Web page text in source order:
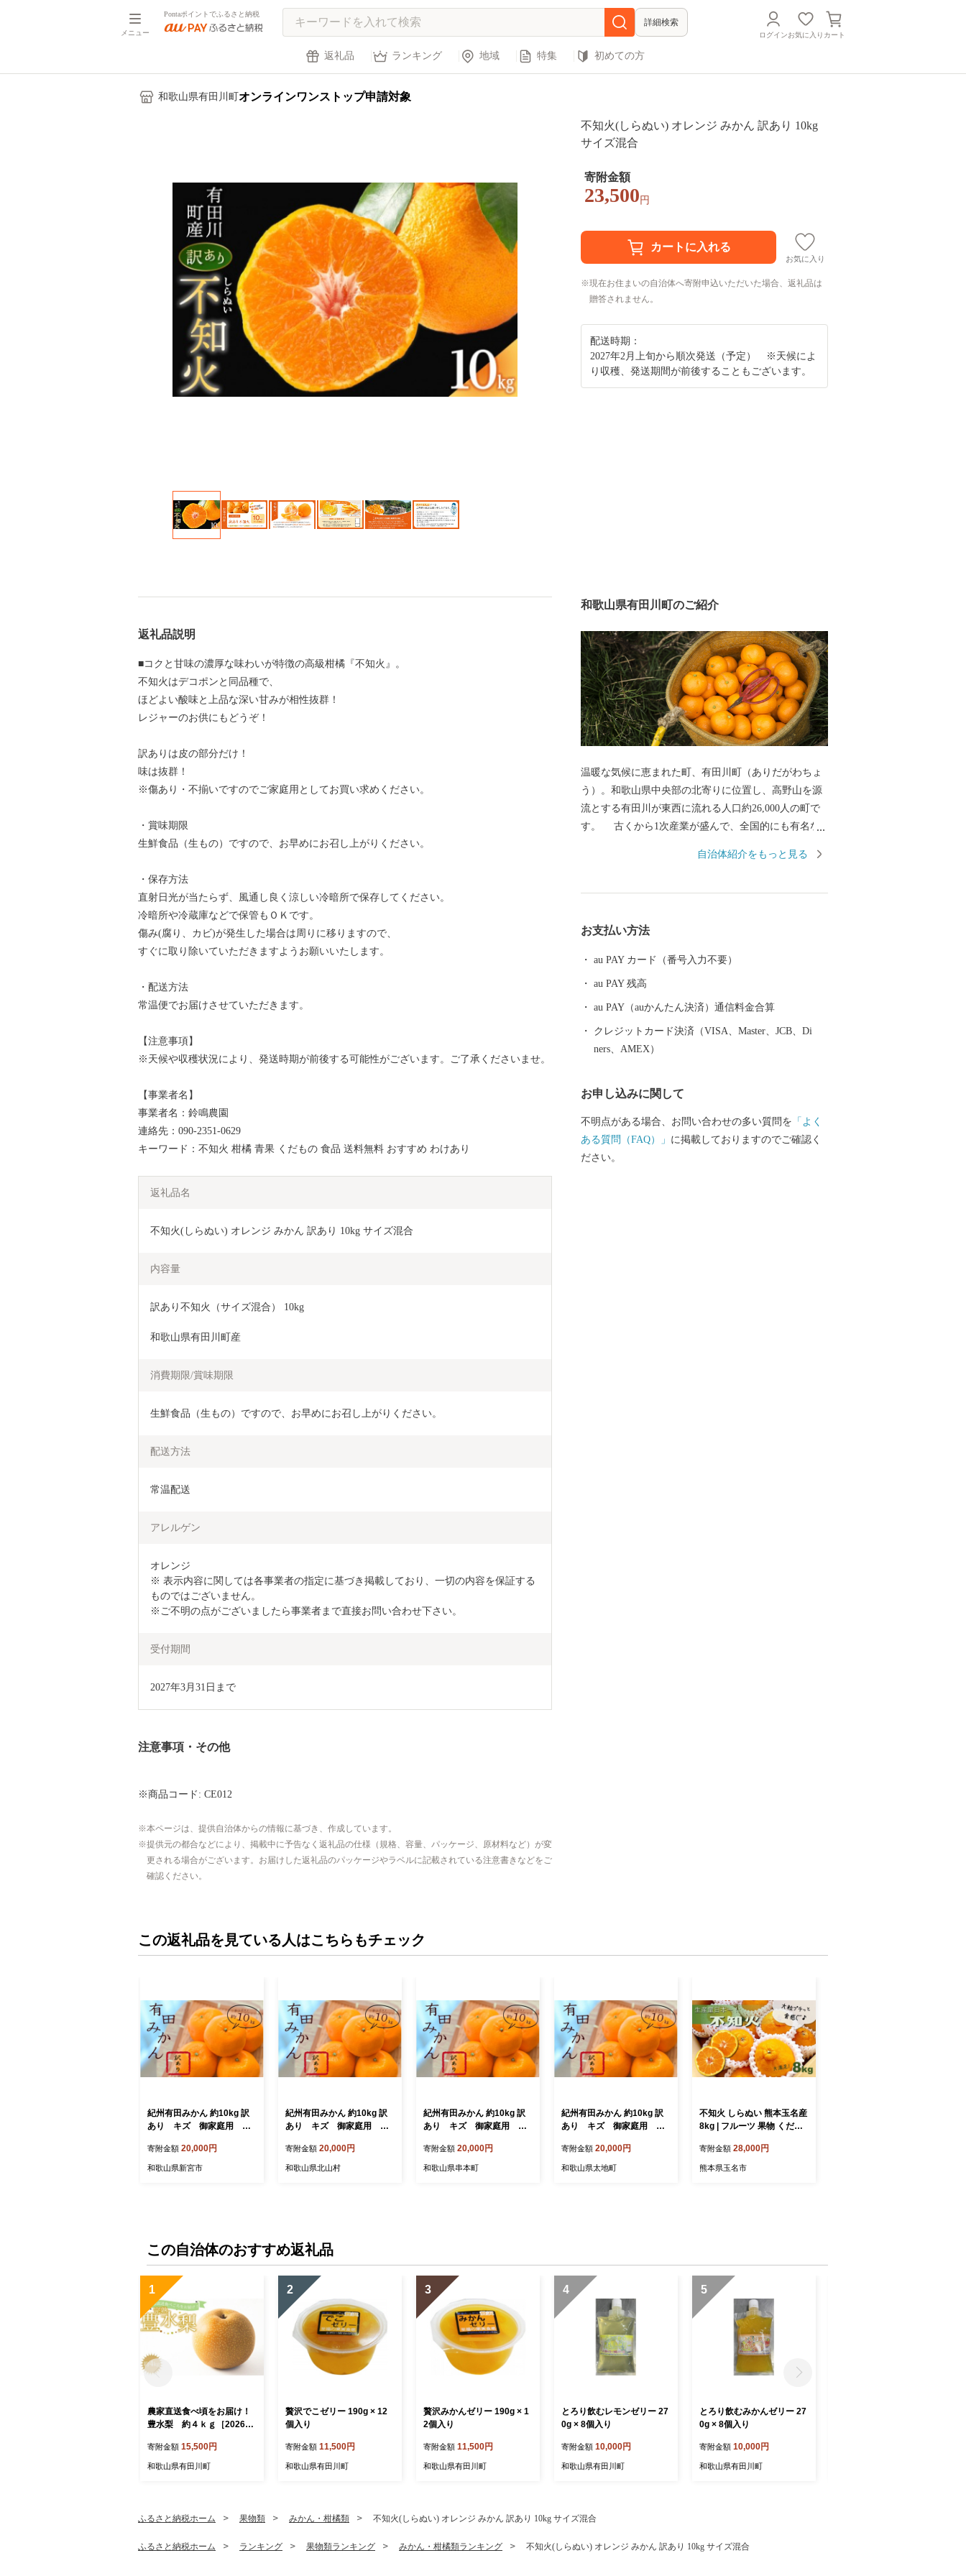
メニュー
Pontaポイントでふるさと納税
詳細検索
ログインお気に入り カート
返礼品 ランキング 地域 特集 初めての方
和歌山県有田川町 オンラインワンストップ申請対象
不知火(しらぬい) オレンジ みかん 訳あり 10kg
サイズ混合
寄附金額
23,500 円
お気に入り
現在お住まいの自治体へ寄附申込いただいた場合、返礼品は
贈答されません。
配送時期：
2027年2月上旬から順次発送（予定） ※天候によ
り収穫、発送期間が前後することもございます。
返礼品説明
■コクと甘味の濃厚な味わいが特徴の高級柑橘『不知火』。
不知火はデコポンと同品種で、
ほどよい酸味と上品な深い甘みが相性抜群！
レジャーのお供にもどうぞ！
訳ありは皮の部分だけ！
味は抜群！
※傷あり・不揃いですのでご家庭用としてお買い求めください。
・賞味期限
生鮮食品（生もの）ですので、お早めにお召し上がりください。
・保存方法
直射日光が当たらず、風通し良く涼しい冷暗所で保存してください。
冷暗所や冷蔵庫などで保管もＯＫです。
傷み(腐り、カビ)が発生した場合は周りに移りますので、
すぐに取り除いていただきますようお願いいたします。
・配送方法
常温便でお届けさせていただきます。
【注意事項】
※天候や収穫状況により、発送時期が前後する可能性がございます。ご了承くださいませ。
【事業者名】
事業者名：鈴鳴農園
連絡先：090-2351-0629
キーワード：不知火 柑橘 青果 くだもの 食品 送料無料 おすすめ わけあり
返礼品名
不知火(しらぬい) オレンジ みかん 訳あり 10kg サイズ混合
内容量
訳あり不知火（サイズ混合） 10kg
和歌山県有田川町産
消費期限/賞味期限
生鮮食品（生もの）ですので、お早めにお召し上がりください。
配送方法
常温配送
アレルゲン
オレンジ
※ 表示内容に関しては各事業者の指定に基づき掲載しており、一切の内容を保証する
ものではございません。
※ご不明の点がございましたら事業者まで直接お問い合わせ下さい。
受付期間
2027年3月31日まで
注意事項・その他
※商品コード: CE012
本ページは、提供自治体からの情報に基づき、作成しています。
提供元の都合などにより、掲載中に予告なく返礼品の仕様（規格、容量、パッケージ、原材料など）が変
更される場合がございます。お届けした返礼品のパッケージやラベルに記載されている注意書きなどをご
確認ください。
和歌山県有田川町のご紹介
温暖な気候に恵まれた町、有田川町（ありだがわちょ
う）。和歌山県中央部の北寄りに位置し、高野山を源
流とする有田川が東西に流れる人口約26,000人の町で
す。 古くから1次産業が盛んで、全国的にも有名な
火などの柑橘類の生産、日本一の生産量を誇る「ぶど
ています。是非、ふるさと納税で「有田川町」への応
援をよろしくお願いします。
自治体紹介をもっと見る
お支払い方法
au PAY カード（番号入力不要）
au PAY 残高
au PAY（auかんたん決済）通信料金合算
クレジットカード決済（VISA、Master、JCB、Di
ners、AMEX）
お申し込みに関して
不明点がある場合、お問い合わせの多い質問を 「よく
ある質問（FAQ）」 に掲載しておりますのでご確認く
ださい。
この返礼品を見ている人はこちらもチェック
紀州有田みかん 約10kg 訳
あり キズ 御家庭用 サ
寄附金額 20,000円
和歌山県新宮市
紀州有田みかん 約10kg 訳
あり キズ 御家庭用 サ
寄附金額 20,000円
和歌山県北山村
紀州有田みかん 約10kg 訳
あり キズ 御家庭用 サ
寄附金額 20,000円
和歌山県串本町
紀州有田みかん 約10kg 訳
あり キズ 御家庭用 サ
寄附金額 20,000円
和歌山県太地町
不知火 しらぬい 熊本玉名産
8kg | フルーツ 果物 くだも
ンジ 熊本県 玉名市
寄附金額 28,000円
熊本県玉名市
この自治体のおすすめ返礼品
1
農家直送食べ頃をお届け！
豊水梨 約４ｋｇ［2026年
寄附金額 15,500円
和歌山県有田川町
2
贅沢でこゼリー 190g × 12
個入り
寄附金額 11,500円
和歌山県有田川町
3
贅沢みかんゼリー 190g × 1
2個入り
寄附金額 11,500円
和歌山県有田川町
4
とろり飲むレモンゼリー 27
0g × 8個入り
寄附金額 10,000円
和歌山県有田川町
5
とろり飲むみかんゼリー 27
0g × 8個入り
寄附金額 10,000円
和歌山県有田川町
ふるさと納税ホーム 果物類 みかん・柑橘類 不知火(しらぬい) オレンジ みかん 訳あり 10kg サイズ混合
ふるさと納税ホーム ランキング 果物類ランキング みかん・柑橘類ランキング 不知火(しらぬい) オレンジ みかん 訳あり 10kg サイズ混合